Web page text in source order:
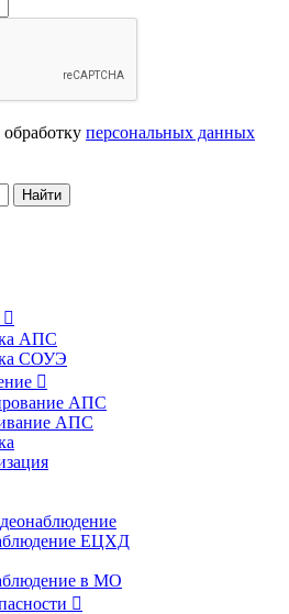
обработку персональных данных
Найти

АПС
СОУЭ

АПС
АПС
ЕЦХД
в МО
